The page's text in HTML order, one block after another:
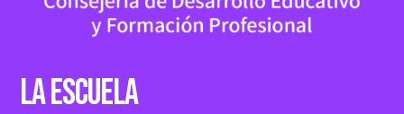
La Escuela